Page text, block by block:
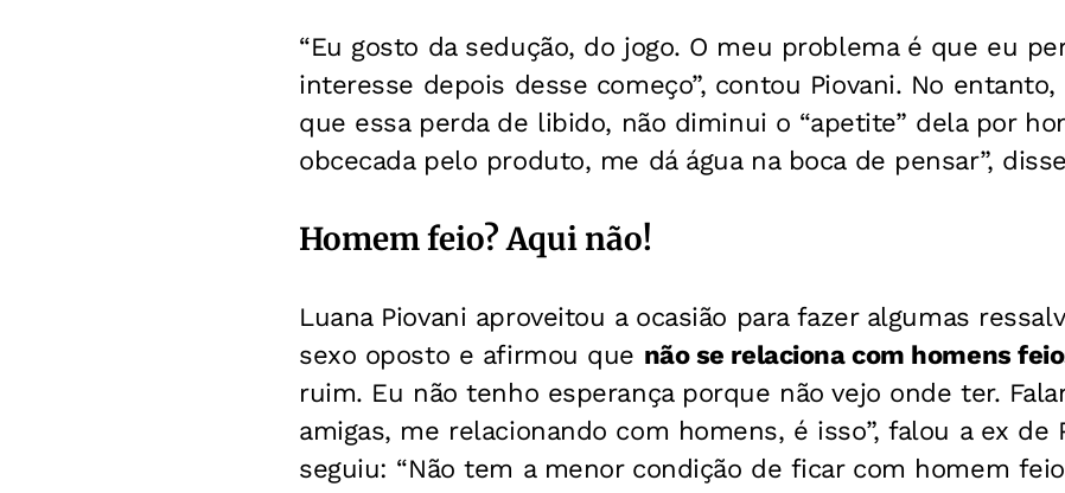
“Eu gosto da sedução, do jogo. O meu problema é que eu
interesse depois desse começo”, contou Piovani. No entanto,
que essa perda de libido, não diminui o “apetite” dela por
obcecada pelo produto, me dá água na boca de pensar”,
Homem feio? Aqui não!
Luana Piovani aproveitou a ocasião para fazer algumas
sexo oposto e afirmou que não se relaciona com homens
ruim. Eu não tenho esperança porque não vejo onde ter.
amigas, me relacionando com homens, é isso”, falou a ex de
seguiu: “Não tem a menor condição de ficar com homem